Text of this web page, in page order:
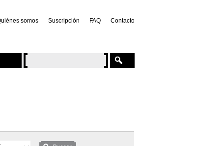
somos Suscripción FAQ Contacto